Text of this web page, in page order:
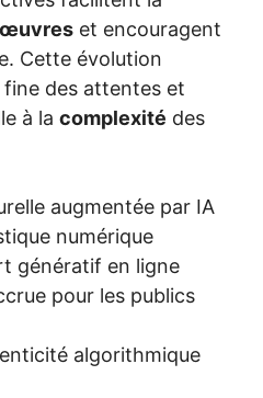
œuvres et encouragent
Cette évolution
fine des attentes et
à la complexité des
augmentée par IA
numérique
génératif en ligne
pour les publics
algorithmique